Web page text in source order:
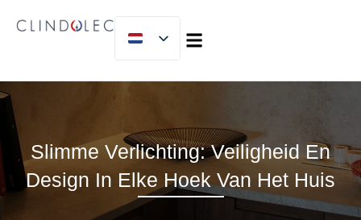
Slimme Verlichting: Veiligheid En
Design In Elke Hoek Van Het Huis